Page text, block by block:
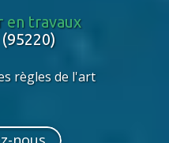
en travaux
règles de l'art